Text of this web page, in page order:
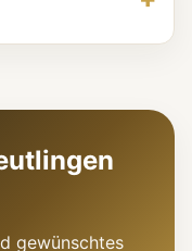
gewünschtes